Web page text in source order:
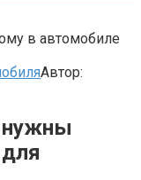
в автомобиле
Автор:
нужны